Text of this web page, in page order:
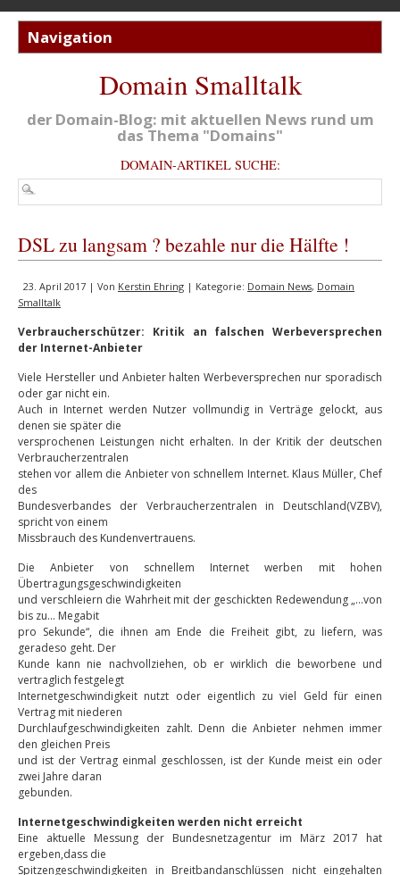
Domain Smalltalk
der Domain-Blog: mit aktuellen News rund um
das Thema "Domains"
DOMAIN-ARTIKEL SUCHE:
DSL zu langsam ? bezahle nur die Hälfte !
23. April 2017 | Von Kerstin Ehring | Kategorie: Domain News, Domain
Smalltalk
Verbraucherschützer: Kritik an falschen Werbeversprechen
der Internet-Anbieter
Viele Hersteller und Anbieter halten Werbeversprechen nur sporadisch
oder gar nicht ein.
Auch in Internet werden Nutzer vollmundig in Verträge gelockt, aus
denen sie später die
versprochenen Leistungen nicht erhalten. In der Kritik der deutschen
Verbraucherzentralen
stehen vor allem die Anbieter von schnellem Internet. Klaus Müller, Chef
des
Bundesverbandes der Verbraucherzentralen in Deutschland(VZBV),
spricht von einem
Missbrauch des Kundenvertrauens.
Die Anbieter von schnellem Internet werben mit hohen
Übertragungsgeschwindigkeiten
und verschleiern die Wahrheit mit der geschickten Redewendung „…von
bis zu… Megabit
pro Sekunde“, die ihnen am Ende die Freiheit gibt, zu liefern, was
geradeso geht. Der
Kunde kann nie nachvollziehen, ob er wirklich die beworbene und
vertraglich festgelegt
Internetgeschwindigkeit nutzt oder eigentlich zu viel Geld für einen
Vertrag mit niederen
Durchlaufgeschwindigkeiten zahlt. Denn die Anbieter nehmen immer
den gleichen Preis
und ist der Vertrag einmal geschlossen, ist der Kunde meist ein oder
zwei Jahre daran
gebunden.
Internetgeschwindigkeiten werden nicht erreicht
Eine aktuelle Messung der Bundesnetzagentur im März 2017 hat
ergeben,dass die
Spitzengeschwindigkeiten in Breitbandanschlüssen nicht eingehalten